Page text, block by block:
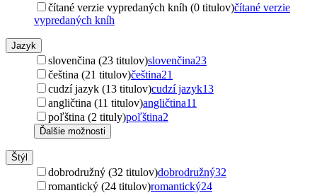
čítané verzie vypredaných kníh (0 titulov)čítané verzie
vypredaných kníh
Jazyk
slovenčina (23 titulov)slovenčina23
čeština (21 titulov)čeština21
cudzí jazyk (13 titulov)cudzí jazyk13
angličtina (11 titulov)angličtina11
poľština (2 tituly)poľština2
Ďalšie možnosti
Štýl
dobrodružný (32 titulov)dobrodružný32
romantický (24 titulov)romantický24